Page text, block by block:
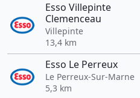
Esso Villepinte
Clemenceau
Villepinte
13,4 km
Esso Le Perreux
Le Perreux-Sur-Marne
5,3 km